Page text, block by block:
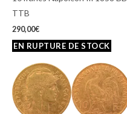
TTB
290,00€